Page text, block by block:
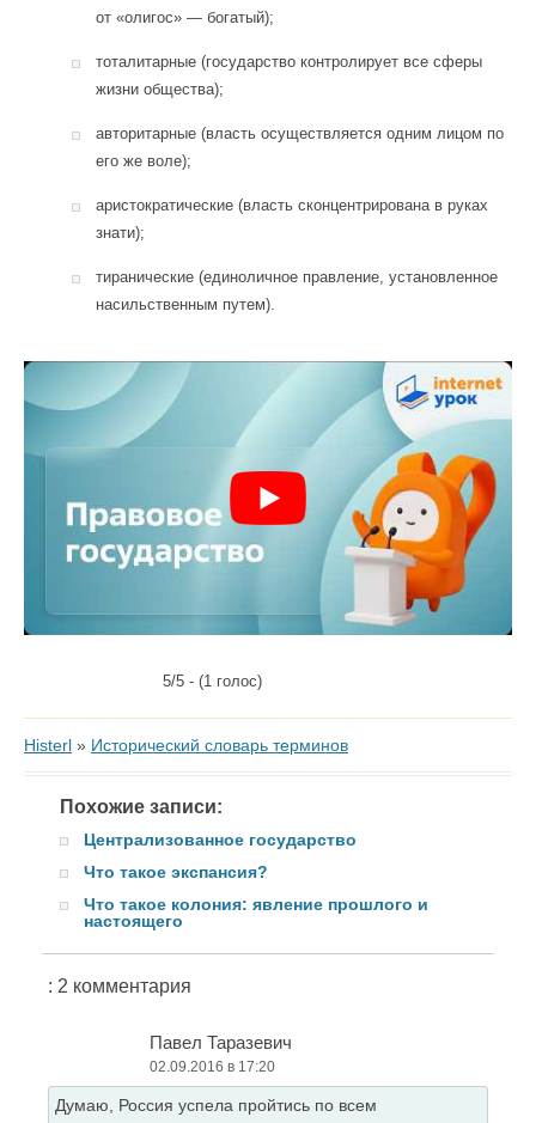
от «олигос» — богатый);
тоталитарные (государство контролирует все сферы
жизни общества);
авторитарные (власть осуществляется одним лицом по
его же воле);
аристократические (власть сконцентрирована в руках
знати);
тиранические (единоличное правление, установленное
насильственным путем).
5/5 - (1 голос)
Histerl » Исторический словарь терминов
Похожие записи:
Централизованное государство
Что такое экспансия?
Что такое колония: явление прошлого и
настоящего
: 2 комментария
Павел Таразевич
02.09.2016 в 17:20
Думаю, Россия успела пройтись по всем